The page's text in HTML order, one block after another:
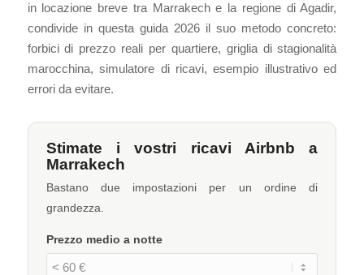
in locazione breve tra Marrakech e la regione di Agadir,
condivide in questa guida 2026 il suo metodo concreto:
forbici di prezzo reali per quartiere, griglia di stagionalità
marocchina, simulatore di ricavi, esempio illustrativo ed
errori da evitare.
Stimate i vostri ricavi Airbnb a
Marrakech
Bastano due impostazioni per un ordine di
grandezza.
Prezzo medio a notte